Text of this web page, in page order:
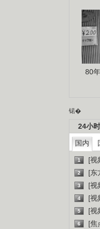
80
锘�
24小
国内
1 [视
2 [东
3 [视
4 [视
5 [视
6 [焦